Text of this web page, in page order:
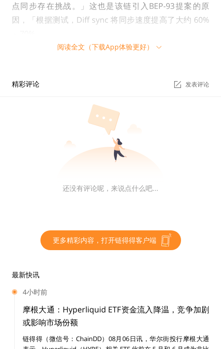
点同步存在挑战。」这也是该链引入BEP-93提案的原
因，「根据测试，Diff sync 将同步速度提高了大约 60%
5将对BNB持有群体带来影响。
BEP-95旨在为BSC链底层通证BNB的经济模型中增加
「实时燃烧机制」，验证者收取的GAS费用即BNB将以固
定比例在每个区块中燃烧掉（销毁），初始设定的燃烧率
为10%。「BSC网络可以通过燃烧一部分Gas费用来加速
如何分配 BSC Gas 奖励。」
每区块中奖励都开始按照10%的比例计入燃烧的部分。
升级后的BSC链已经开始产生区块奖励燃烧
按照刚刚过去的11月计算，BSC链日均出块27419.3个，
日均出块的总奖励为11193.384，每块奖励在0.4BNB左
右，每块能够燃烧掉0.04BNB，日均燃烧约1119BNB，
阅读全文（下载App体验更好）
精彩评论 发表评论
还没有评论呢，来说点什么吧...
更多精彩内容，打开链得得客户端
最新快讯
4小时前
摩根大通：Hyperliquid ETF资金流入降温，竞争加剧
或影响市场份额
链得得（微信号：ChainDD）08月06日讯，华尔街投行摩根大通